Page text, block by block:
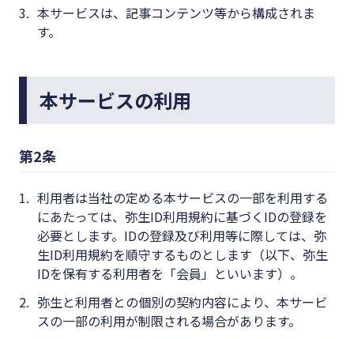
#人材育成
#クラブオフ
無料で会計ソフトを試す
#クラブ
3. 本サービスは、記事コンテンツ等から構成されま
す。
本サービスの利用
第2条
1. 利用者は当社の定める本サービスの一部を利用する
にあたっては、弥生ID利用規約に基づくIDの登録を
必要とします。IDの登録及び利用等に際しては、弥
生ID利用規約を順守するものとします（以下、弥生
IDを保有する利用者を「会員」といいます）。
2. 弥生と利用者との個別の契約内容により、本サービ
スの一部の利用が制限される場合があります。